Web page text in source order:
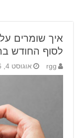
איך שומרים
לסוף החודש
rgg אוגוסט 4, 2026